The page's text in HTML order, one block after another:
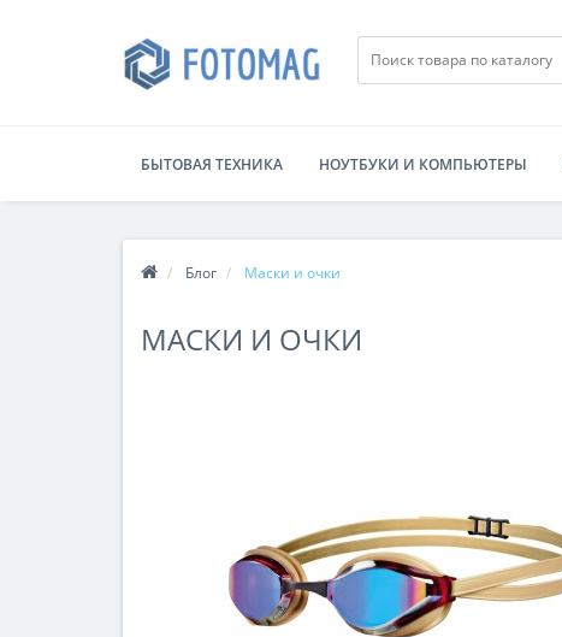
БЫТОВАЯ ТЕХНИКА НОУТБУКИ И КОМПЬЮТЕРЫ
Блог Маски и очки
МАСКИ И ОЧКИ